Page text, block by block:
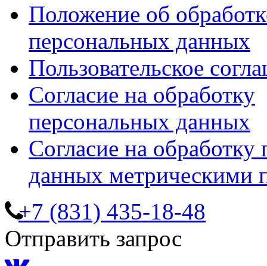
Положение об
персональных данных
Пользовательское
Согласие на обработку
персональных данных
Согласие на обработку
данных метрическими
+7 (831) 435-18-48
Отправить запрос